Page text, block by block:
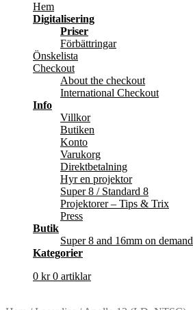
Hem
Digitalisering
Priser
Förbättringar
Önskelista
Checkout
About the checkout
International Checkout
Info
Villkor
Butiken
Konto
Varukorg
Direktbetalning
Hyr en projektor
Super 8 / Standard 8
Projektorer – Tips & Trix
Press
Butik
Super 8 and 16mm on demand
Kategorier
0 kr 0 artiklar